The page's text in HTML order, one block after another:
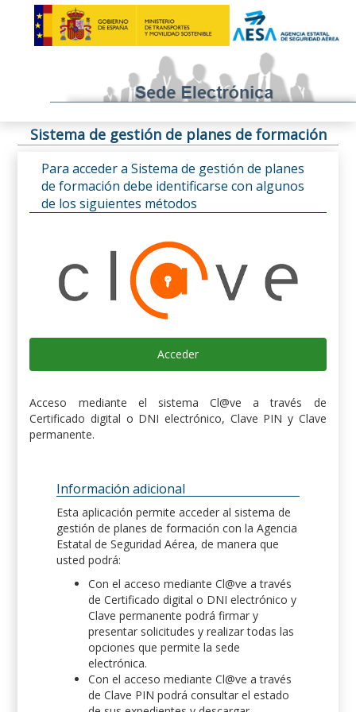
Sistema de gestión de planes de formación
Para acceder a Sistema de gestión de planes
de formación debe identificarse con algunos
de los siguientes métodos
Acceder
Acceso mediante el sistema Cl@ve a través de
Certificado digital o DNI electrónico, Clave PIN y Clave
permanente.
Información adicional
Esta aplicación permite acceder al sistema de
gestión de planes de formación con la Agencia
Estatal de Seguridad Aérea, de manera que
usted podrá:
Con el acceso mediante Cl@ve a través
de Certificado digital o DNI electrónico y
Clave permanente podrá firmar y
presentar solicitudes y realizar todas las
opciones que permite la sede
electrónica.
Con el acceso mediante Cl@ve a través
de Clave PIN podrá consultar el estado